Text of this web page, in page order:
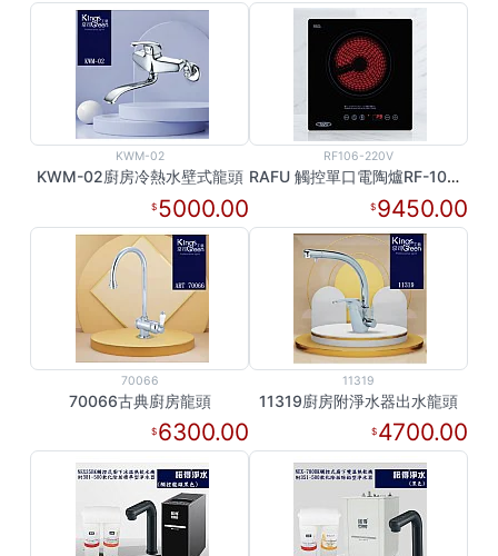
KWM-02
KWM-02廚房冷熱水壁式龍頭
5000.00
RF106-220V
RAFU 觸控單口電陶爐RF-106/ 220V
9450.00
70066
70066古典廚房龍頭
6300.00
11319
11319廚房附淨水器出水龍頭
4700.00